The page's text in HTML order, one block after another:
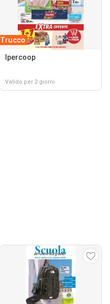
Trucco
Ipercoop
Valido per 2 giorni